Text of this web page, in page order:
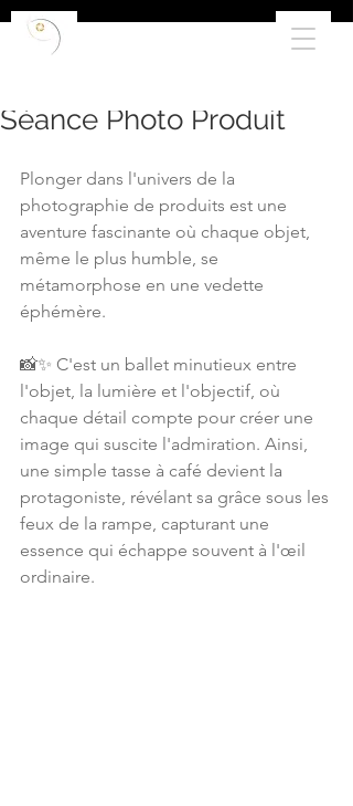
Séance Photo Produit
Plonger dans l'univers de la
photographie de produits est une
aventure fascinante où chaque objet,
même le plus humble, se
métamorphose en une vedette
éphémère.
📸✨ C'est un ballet minutieux entre
l'objet, la lumière et l'objectif, où
chaque détail compte pour créer une
image qui suscite l'admiration. Ainsi,
une simple tasse à café devient la
protagoniste, révélant sa grâce sous les
feux de la rampe, capturant une
essence qui échappe souvent à l'œil
ordinaire.